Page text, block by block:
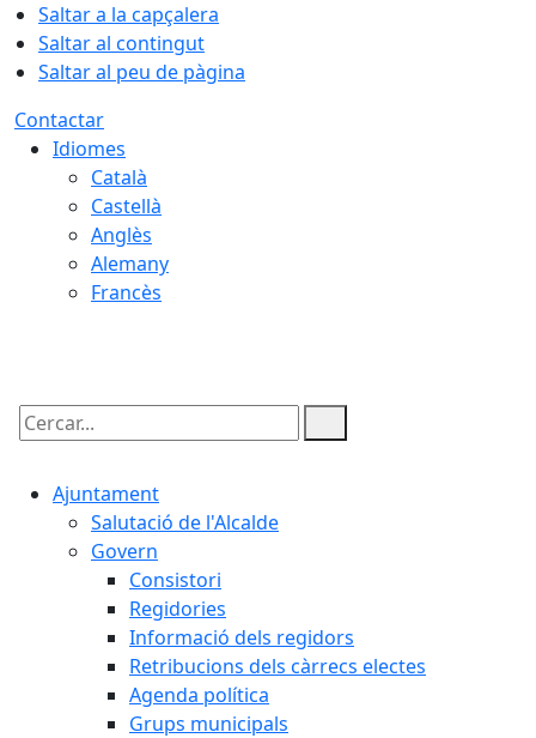
Saltar a la capçalera
Saltar al contingut
Saltar al peu de pàgina
Contactar
Idiomes
Català
Castellà
Anglès
Alemany
Francès
Cercar:
Ajuntament
Salutació de l'Alcalde
Govern
Consistori
Regidories
Informació dels regidors
Retribucions dels càrrecs electes
Agenda política
Grups municipals